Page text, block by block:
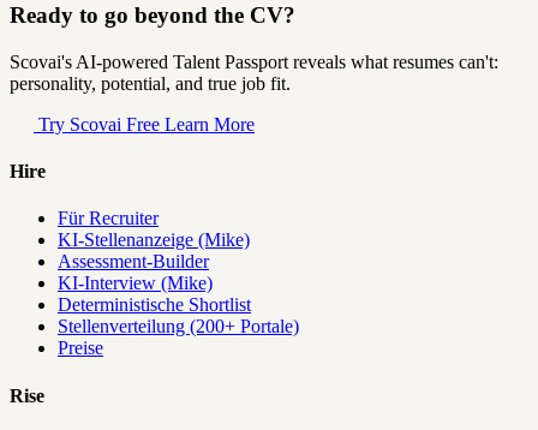
Ready to go beyond the CV?
Scovai's AI-powered Talent Passport reveals what resumes can't:
personality, potential, and true job fit.
Try Scovai Free Learn More
Hire
Für Recruiter
KI-Stellenanzeige (Mike)
Assessment-Builder
KI-Interview (Mike)
Deterministische Shortlist
Stellenverteilung (200+ Portale)
Preise
Rise